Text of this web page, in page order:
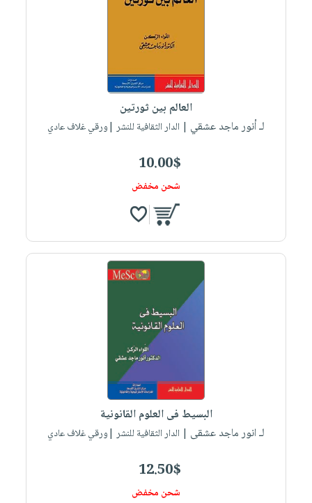
العالم بين ثورتين
لـ أنور ماجد عشقي | الدار الثقافية للنشر |ورقي غلاف عادي
10.00$
شحن مخفض
البسيط فى العلوم القانونية
لـ انور ماجد عشقى | الدار الثقافية للنشر |ورقي غلاف عادي
12.50$
شحن مخفض